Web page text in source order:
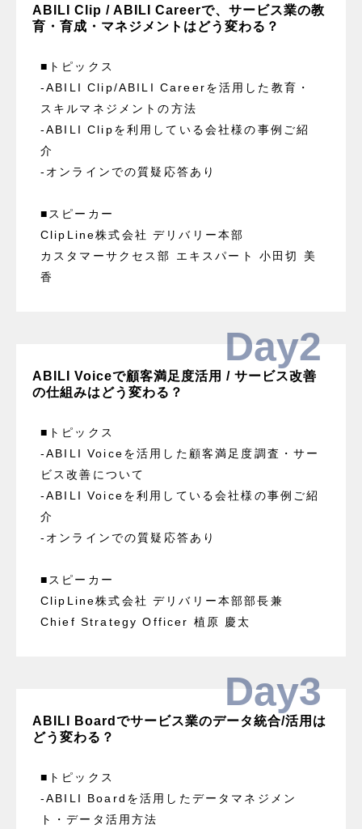
ABILI Clip / ABILI Careerで、サービス業の教
育・育成・マネジメントはどう変わる？
■トピックス
-ABILI Clip/ABILI Careerを活用した教育・
スキルマネジメントの方法
-ABILI Clipを利用している会社様の事例ご紹
介
-オンラインでの質疑応答あり
■スピーカー
ClipLine株式会社 デリバリー本部
カスタマーサクセス部 エキスパート 小田切 美
香
Day2
ABILI Voiceで顧客満足度活用 / サービス改善
の仕組みはどう変わる？
■トピックス
-ABILI Voiceを活用した顧客満足度調査・サー
ビス改善について
-ABILI Voiceを利用している会社様の事例ご紹
介
-オンラインでの質疑応答あり
■スピーカー
ClipLine株式会社 デリバリー本部部長兼
Chief Strategy Officer 植原 慶太
Day3
ABILI Boardでサービス業のデータ統合/活用は
どう変わる？
■トピックス
-ABILI Boardを活用したデータマネジメン
ト・データ活用方法